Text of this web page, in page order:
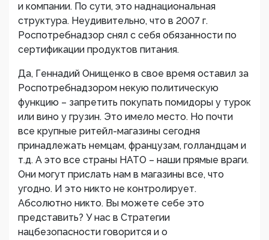
и компании. По сути, это наднациональная
структура. Неудивительно, что в 2007 г.
Роспотребнадзор снял с себя обязанности по
сертификации продуктов питания.
Да, Геннадий Онищенко в свое время оставил за
Роспотребнадзором некую политическую
функцию – запретить покупать помидоры у турок
или вино у грузин. Это имело место. Но почти
все крупные ритейл-магазины сегодня
принадлежать немцам, французам, голландцам и
т.д. А это все страны НАТО – наши прямые враги.
Они могут прислать нам в магазины все, что
угодно. И это никто не контролирует.
Абсолютно никто. Вы можете себе это
представить? У нас в Стратегии
нацбезопасности говорится и о